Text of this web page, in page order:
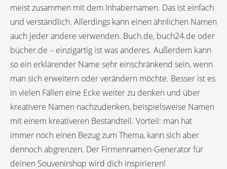
meist zusammen mit dem Inhabernamen. Das ist einfach
und verständlich. Allerdings kann einen ähnlichen Namen
auch jeder andere verwenden. Buch.de, buch24.de oder
bücher.de – einzigartig ist was anderes. Außerdem kann
so ein erklärender Name sehr einschränkend sein, wenn
man sich erweitern oder verändern möchte. Besser ist es
in vielen Fällen eine Ecke weiter zu denken und über
kreativere Namen nachzudenken, beispielsweise Namen
mit einem kreativeren Bestandteil. Vorteil: man hat
immer noch einen Bezug zum Thema, kann sich aber
dennoch abgrenzen. Der Firmennamen-Generator für
deinen Souvenirshop wird dich inspirieren!